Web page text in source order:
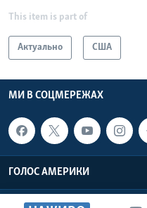
This item is part of
Актуально США
МИ В СОЦМЕРЕЖАХ
ГОЛОС АМЕРИКИ